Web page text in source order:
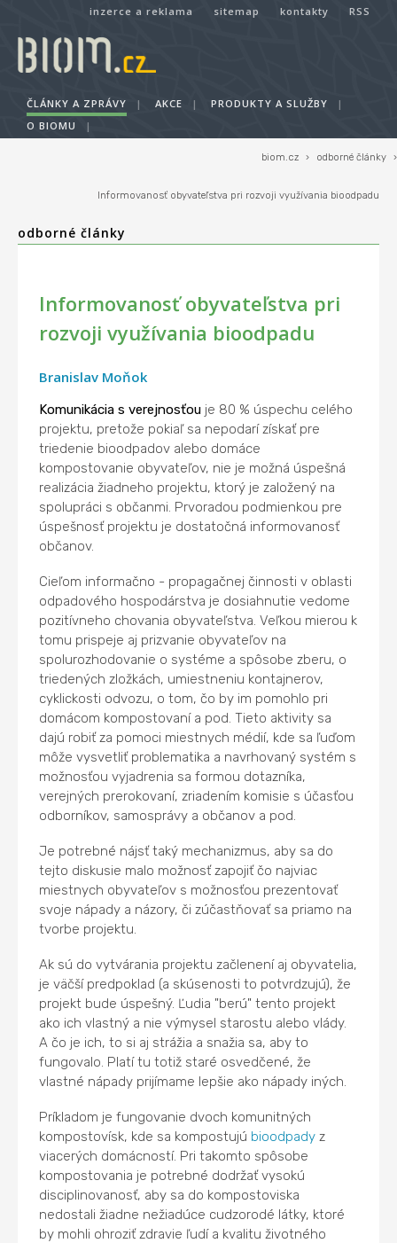
inzerce a reklama sitemap kontakty RSS
ČLÁNKY A ZPRÁVY | AKCE | PRODUKTY A SLUŽBY
|
O BIOMU
|
biom.cz › odborné články ›
Informovanosť obyvateľstva pri rozvoji využívania bioodpadu
odborné články
Informovanosť obyvateľstva pri
rozvoji využívania bioodpadu
Branislav Moňok
Komunikácia s verejnosťou je 80 % úspechu celého
projektu, pretože pokiaľ sa nepodarí získať pre
triedenie bioodpadov alebo domáce
kompostovanie obyvateľov, nie je možná úspešná
realizácia žiadneho projektu, ktorý je založený na
spolupráci s občanmi. Prvoradou podmienkou pre
úspešnosť projektu je dostatočná informovanosť
občanov.
Cieľom informačno - propagačnej činnosti v oblasti
odpadového hospodárstva je dosiahnutie vedome
pozitívneho chovania obyvateľstva. Veľkou mierou k
tomu prispeje aj prizvanie obyvateľov na
spolurozhodovanie o systéme a spôsobe zberu, o
triedených zložkách, umiestneniu kontajnerov,
cyklickosti odvozu, o tom, čo by im pomohlo pri
domácom kompostovaní a pod. Tieto aktivity sa
dajú robiť za pomoci miestnych médií, kde sa ľuďom
môže vysvetliť problematika a navrhovaný systém s
možnosťou vyjadrenia sa formou dotazníka,
verejných prerokovaní, zriadením komisie s účasťou
odborníkov, samosprávy a občanov a pod.
Je potrebné nájsť taký mechanizmus, aby sa do
tejto diskusie malo možnosť zapojiť čo najviac
miestnych obyvateľov s možnosťou prezentovať
svoje nápady a názory, či zúčastňovať sa priamo na
tvorbe projektu.
Ak sú do vytvárania projektu začlenení aj obyvatelia,
je väčší predpoklad (a skúsenosti to potvrdzujú), že
projekt bude úspešný. Ľudia "berú" tento projekt
ako ich vlastný a nie výmysel starostu alebo vlády.
A čo je ich, to si aj strážia a snažia sa, aby to
fungovalo. Platí tu totiž staré osvedčené, že
vlastné nápady prijímame lepšie ako nápady iných.
Príkladom je fungovanie dvoch komunitných
kompostovísk, kde sa kompostujú bioodpady z
viacerých domácností. Pri takomto spôsobe
kompostovania je potrebné dodržať vysokú
disciplinovanosť, aby sa do kompostoviska
nedostali žiadne nežiadúce cudzorodé látky, ktoré
by mohli ohroziť zdravie ľudí a kvalitu životného